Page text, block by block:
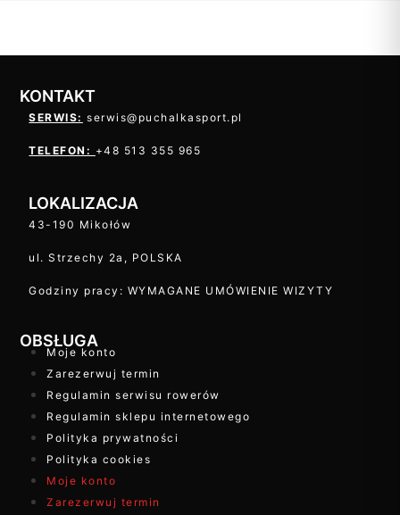
KONTAKT
SERWIS: serwis@puchalkasport.pl
TELEFON: +48 513 355 965
LOKALIZACJA
43-190 Mikołów
ul. Strzechy 2a, POLSKA
Godziny pracy: WYMAGANE UMÓWIENIE WIZYTY
OBSŁUGA
Moje konto
Zarezerwuj termin
Regulamin serwisu rowerów
Regulamin sklepu internetowego
Polityka prywatności
Polityka cookies
Moje konto
Zarezerwuj termin